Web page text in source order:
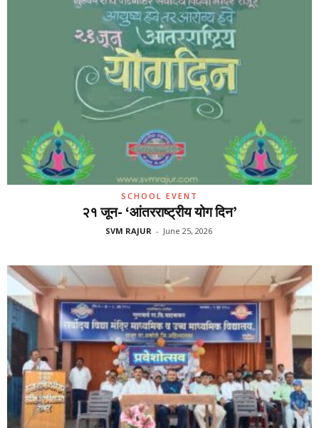
SCHOOL EVENT
२१ जून- ‘आंतरराष्ट्रीय योग दिन’
SVM RAJUR - June 25, 2026